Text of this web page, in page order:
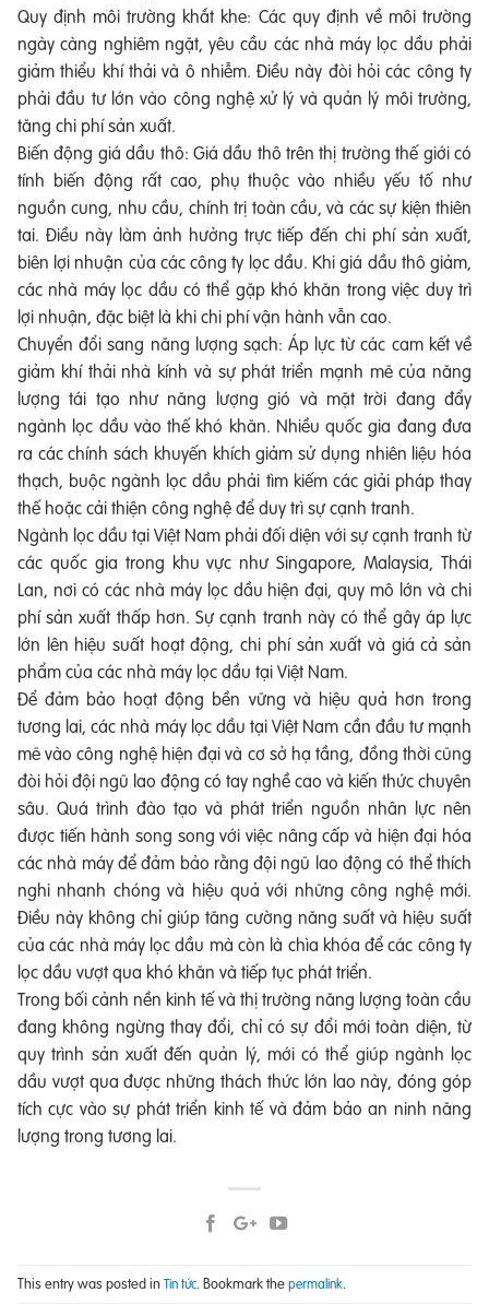
Quy định môi trường khắt khe: Các quy định về môi trường
ngày càng nghiêm ngặt, yêu cầu các nhà máy lọc dầu phải
giảm thiểu khí thải và ô nhiễm. Điều này đòi hỏi các công ty
phải đầu tư lớn vào công nghệ xử lý và quản lý môi trường,
tăng chi phí sản xuất.
Biến động giá dầu thô: Giá dầu thô trên thị trường thế giới có
tính biến động rất cao, phụ thuộc vào nhiều yếu tố như
nguồn cung, nhu cầu, chính trị toàn cầu, và các sự kiện thiên
tai. Điều này làm ảnh hưởng trực tiếp đến chi phí sản xuất,
biên lợi nhuận của các công ty lọc dầu. Khi giá dầu thô giảm,
các nhà máy lọc dầu có thể gặp khó khăn trong việc duy trì
lợi nhuận, đặc biệt là khi chi phí vận hành vẫn cao.
Chuyển đổi sang năng lượng sạch: Áp lực từ các cam kết về
giảm khí thải nhà kính và sự phát triển mạnh mẽ của năng
lượng tái tạo như năng lượng gió và mặt trời đang đẩy
ngành lọc dầu vào thế khó khăn. Nhiều quốc gia đang đưa
ra các chính sách khuyến khích giảm sử dụng nhiên liệu hóa
thạch, buộc ngành lọc dầu phải tìm kiếm các giải pháp thay
thế hoặc cải thiện công nghệ để duy trì sự cạnh tranh.
Ngành lọc dầu tại Việt Nam phải đối diện với sự cạnh tranh từ
các quốc gia trong khu vực như Singapore, Malaysia, Thái
Lan, nơi có các nhà máy lọc dầu hiện đại, quy mô lớn và chi
phí sản xuất thấp hơn. Sự cạnh tranh này có thể gây áp lực
lớn lên hiệu suất hoạt động, chi phí sản xuất và giá cả sản
phẩm của các nhà máy lọc dầu tại Việt Nam.
Để đảm bảo hoạt động bền vững và hiệu quả hơn trong
tương lai, các nhà máy lọc dầu tại Việt Nam cần đầu tư mạnh
mẽ vào công nghệ hiện đại và cơ sở hạ tầng, đồng thời cũng
đòi hỏi đội ngũ lao động có tay nghề cao và kiến thức chuyên
sâu. Quá trình đào tạo và phát triển nguồn nhân lực nên
được tiến hành song song với việc nâng cấp và hiện đại hóa
các nhà máy để đảm bảo rằng đội ngũ lao động có thể thích
nghi nhanh chóng và hiệu quả với những công nghệ mới.
Điều này không chỉ giúp tăng cường năng suất và hiệu suất
của các nhà máy lọc dầu mà còn là chìa khóa để các công ty
lọc dầu vượt qua khó khăn và tiếp tục phát triển.
Trong bối cảnh nền kinh tế và thị trường năng lượng toàn cầu
đang không ngừng thay đổi, chỉ có sự đổi mới toàn diện, từ
quy trình sản xuất đến quản lý, mới có thể giúp ngành lọc
dầu vượt qua được những thách thức lớn lao này, đóng góp
tích cực vào sự phát triển kinh tế và đảm bảo an ninh năng
lượng trong tương lai.
This entry was posted inTin tức. Bookmark thepermalink.